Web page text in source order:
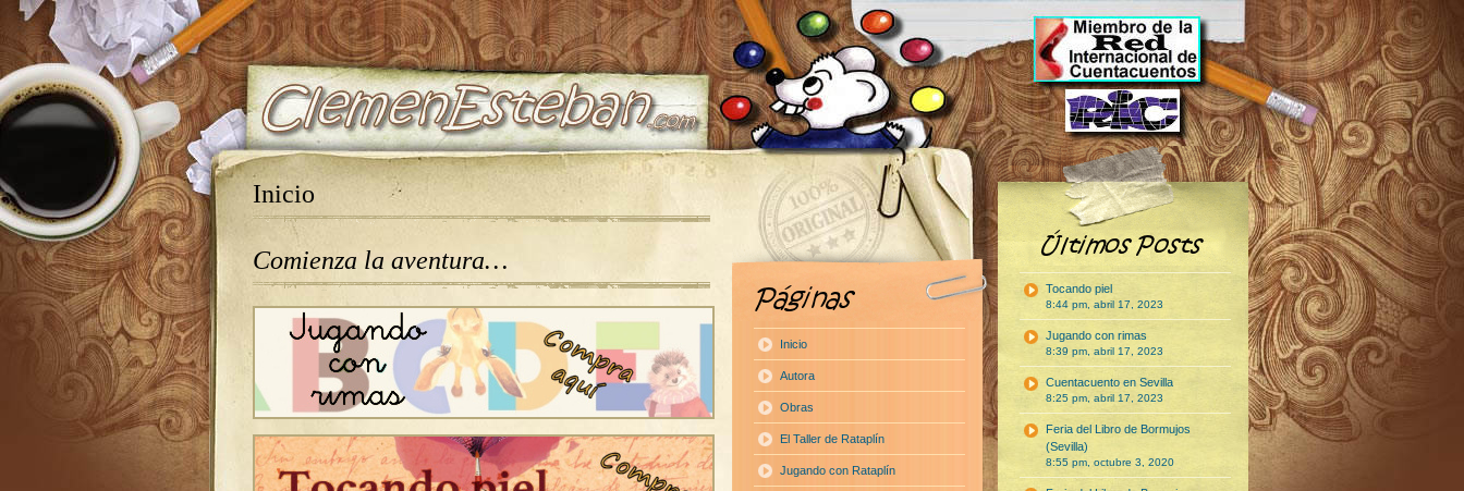
Inicio
Comienza la aventura…
Inicio
Autora
Obras
El Taller de Rataplín
Jugando con Rataplín
Tocando piel
8:44 pm, abril 17, 2023
Jugando con rimas
8:39 pm, abril 17, 2023
Cuentacuento en Sevilla
8:25 pm, abril 17, 2023
Feria del Libro de Bormujos
(Sevilla)
8:55 pm, octubre 3, 2020